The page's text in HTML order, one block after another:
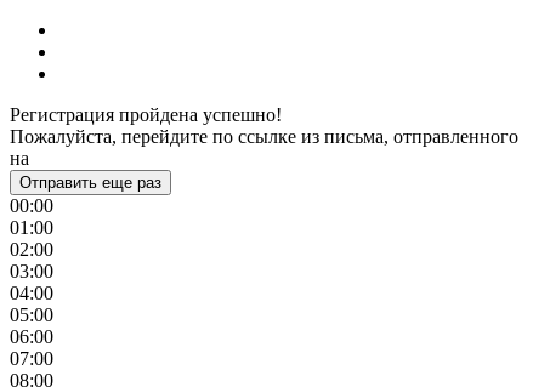
Регистрация пройдена успешно!
Пожалуйста, перейдите по ссылке из письма, отправленного
на
Отправить еще раз
00:00
01:00
02:00
03:00
04:00
05:00
06:00
07:00
08:00